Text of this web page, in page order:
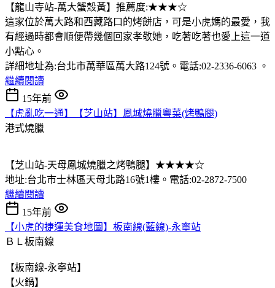
【龍山寺站-萬大蟹殼黃】推薦度:★★★☆
這家位於萬大路和西藏路口的烤餅店，可是小虎媽的最愛，我
有經過時都會順便帶幾個回家孝敬她，吃著吃著也愛上這一道
小點心。
詳細地址為:台北市萬華區萬大路124號。電話:02-2336-6063 。
繼續閱讀
15年前
【虎亂吃一通】【芝山站】鳳城燒臘粵菜(烤鴨腿)
港式燒臘
【芝山站-天母鳳城燒臘之烤鴨腿】★★★★☆
地址:台北市士林區天母北路16號1樓。電話:02-2872-7500
繼續閱讀
15年前
【小虎的捷運美食地圖】板南線(藍線)-永寧站
ＢＬ板南線
【板南線-永寧站】
【火鍋】